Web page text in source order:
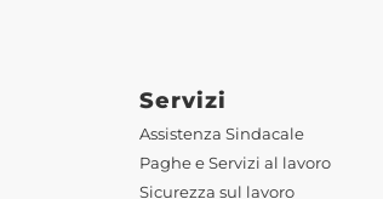
Servizi
Assistenza Sindacale
Paghe e Servizi al lavoro
Sicurezza sul lavoro